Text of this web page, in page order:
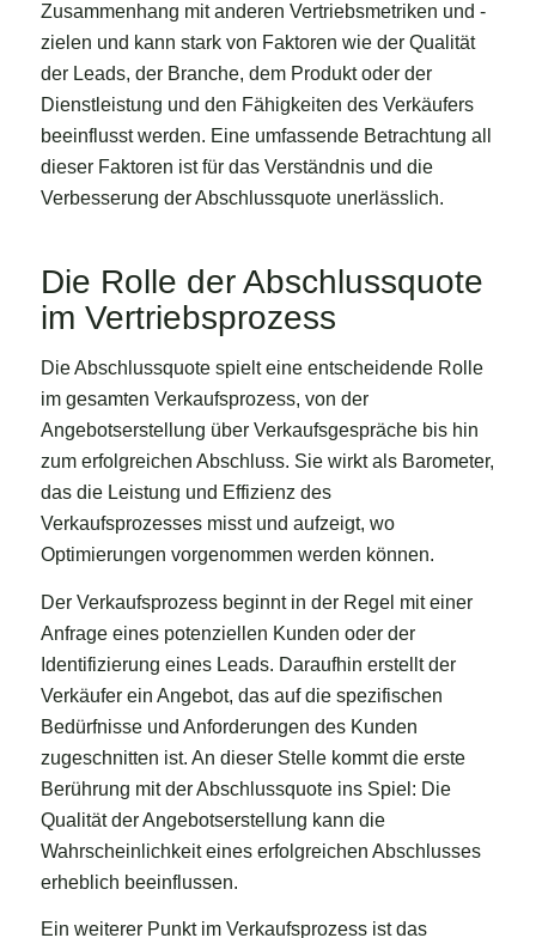
Zusammenhang mit anderen Vertriebsmetriken und -
zielen und kann stark von Faktoren wie der Qualität
der Leads, der Branche, dem Produkt oder der
Dienstleistung und den Fähigkeiten des Verkäufers
beeinflusst werden. Eine umfassende Betrachtung all
dieser Faktoren ist für das Verständnis und die
Verbesserung der Abschlussquote unerlässlich.
Die Rolle der Abschlussquote
im Vertriebsprozess
Die Abschlussquote spielt eine entscheidende Rolle
im gesamten Verkaufsprozess, von der
Angebotserstellung über Verkaufsgespräche bis hin
zum erfolgreichen Abschluss. Sie wirkt als Barometer,
das die Leistung und Effizienz des
Verkaufsprozesses misst und aufzeigt, wo
Optimierungen vorgenommen werden können.
Der Verkaufsprozess beginnt in der Regel mit einer
Anfrage eines potenziellen Kunden oder der
Identifizierung eines Leads. Daraufhin erstellt der
Verkäufer ein Angebot, das auf die spezifischen
Bedürfnisse und Anforderungen des Kunden
zugeschnitten ist. An dieser Stelle kommt die erste
Berührung mit der Abschlussquote ins Spiel: Die
Qualität der Angebotserstellung kann die
Wahrscheinlichkeit eines erfolgreichen Abschlusses
erheblich beeinflussen.
Ein weiterer Punkt im Verkaufsprozess ist das